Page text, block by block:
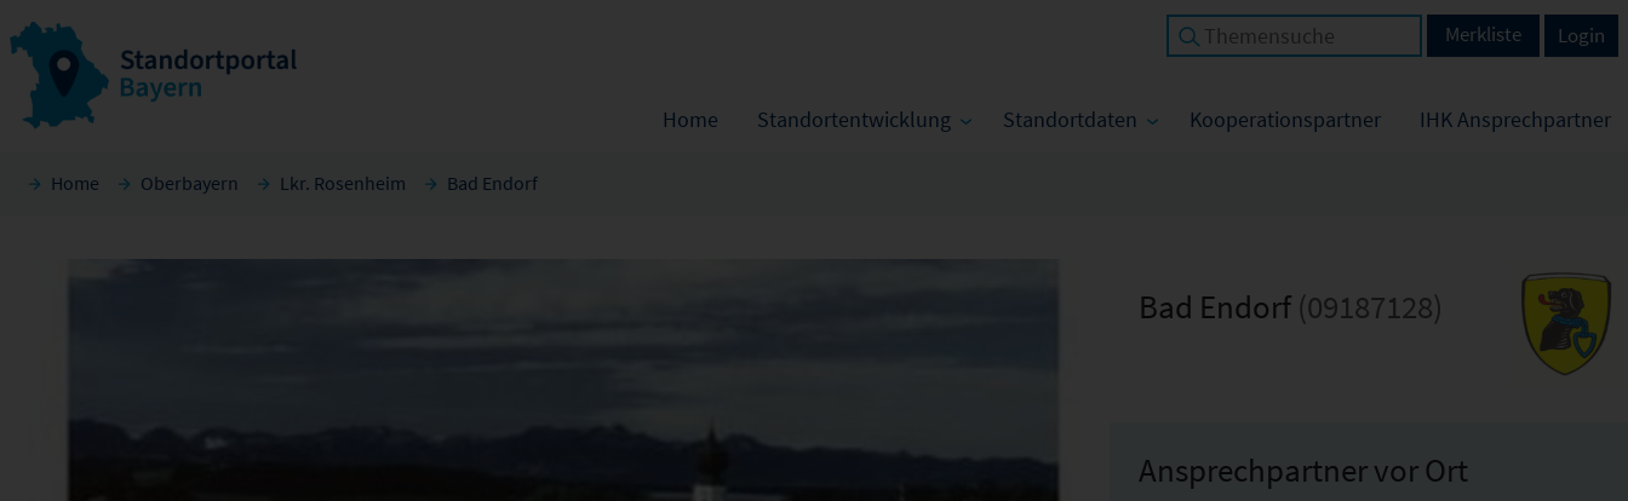
Home Standortentwicklung Standortdaten Kooperationspartner IHK Ansprechpartner
Login
Merkliste
Home Oberbayern Lkr. Rosenheim Bad Endorf
Bad Endorf (09187128)
Ansprechpartner vor Ort